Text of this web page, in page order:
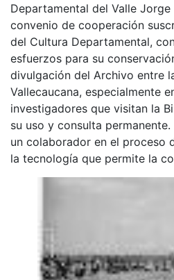
Departamental del Valle
convenio de cooperación
del Cultura Departamental,
esfuerzos para su
divulgación del Archivo entre
Vallecaucana, especialmente
investigadores que visitan la
su uso y consulta
un colaborador en el proceso
la tecnología que permite la